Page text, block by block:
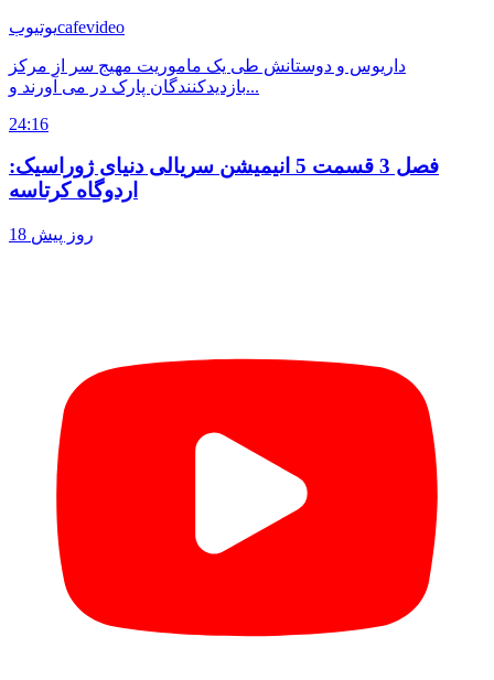
یوتیوبcafevideo
داریوس و دوستانش طی یک ماموریت مهیج سر از مرکز
بازدیدکنندگان پارک در می آورند و...
24:16
فصل 3 قسمت 5 انیمیشن سریالی دنیای ژوراسیک:
اردوگاه کرتاسه
18 روز پیش